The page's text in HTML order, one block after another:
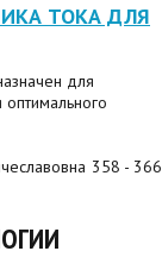
ТОКА ДЛЯ
для
358 - 366